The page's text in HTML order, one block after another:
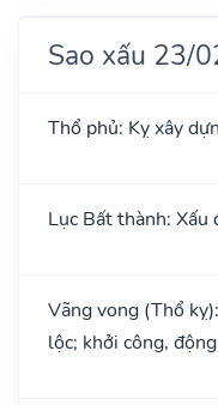
Sao xấu 23/
Thổ phủ: Kỵ xây
Lục Bất thành: Xấu
Vãng vong (Thổ
lộc; khởi công,